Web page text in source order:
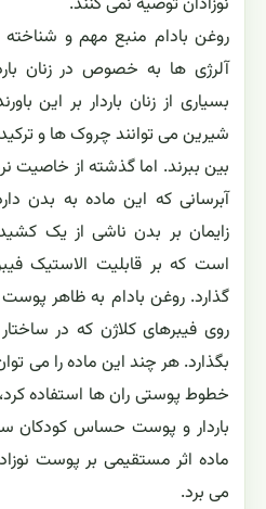
روغن بادام منبع مهم و
آلرژی ها به خصوص در زنان
بسیاری از زنان باردار بر این
شیرین می توانند چروک ها و
بین ببرند. اما گذشته از خاصیت
آبرسانی که این ماده به بدن
زایمان بر بدن ناشی از یک
است که بر قابلیت الاستیک
گذارد. روغن بادام به ظاهر پوست
روی فیبرهای کلاژن که در
بگذارد. هر چند این ماده را می
خطوط پوستی ران ها استفاده کرد،
باردار و پوست حساس کودکان
ماده اثر مستقیمی بر پوست نوزاد
می برد.